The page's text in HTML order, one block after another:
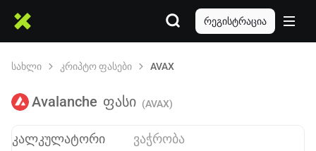
რეგისტრაცია
სახლი კრიპტო ფასები AVAX
Avalanche ფასი (AVAX)
კალკულატორი ვაჭრობა